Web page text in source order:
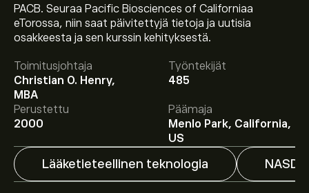
PACB. Seuraa Pacific Biosciences of Californiaa
eTorossa, niin saat päivitettyjä tietoja ja uutisia
osakkeesta ja sen kurssin kehityksestä.
Toimitusjohtaja
Christian O. Henry,
MBA
Työntekijät
485
Perustettu
2000
Päämaja
Menlo Park, California,
US
Lääketieteellinen teknologia
Osakkeen PACB hinta tänään on 1.16‎$‎.
Keskihinta osakkeelle Pacific Biosciences of California
Inc on 1.16‎$‎.
eToroon saadaksesi asiantuntijoiden
Asiantuntijoiden ennusteet Pacific Biosciences of
California Inc osakkeelle perustuen markkinatrendeihin,